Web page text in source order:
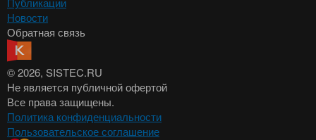
Новости
Обратная связь
© 2026, SISTEC.RU
Не является публичной офертой
Все права защищены.
Политика конфиденциальности
Пользовательское соглашение